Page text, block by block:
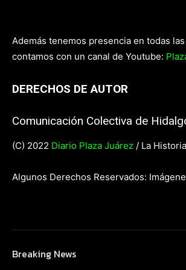
Además tenemos presencia en todas
contamos con un canal de Youtube:
DERECHOS DE AUTOR
Comunicación Colectiva de
(C) 2022 Diario Plaza Juárez / La
Algunos Derechos Reservados:
Breaking News